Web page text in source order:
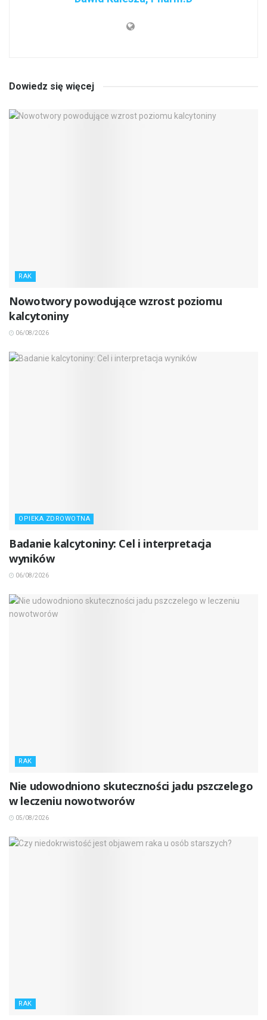
Dowiedz się więcej
RAK
Nowotwory powodujące wzrost poziomu
kalcytoniny
06/08/2026
OPIEKA ZDROWOTNA
Badanie kalcytoniny: Cel i interpretacja
wyników
06/08/2026
RAK
Nie udowodniono skuteczności jadu pszczelego
w leczeniu nowotworów
05/08/2026
RAK